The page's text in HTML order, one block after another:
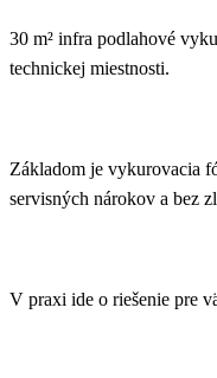
30 m² infra podlahové
technickej miestnosti.
Základom je vykurovacia
servisných nárokov a bez
V praxi ide o riešenie pre